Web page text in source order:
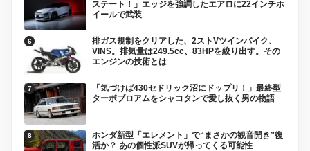
ステート！」エッジを強調したエアロに22インチホ
イールで武装
排ガス規制をクリアした、2ストVツインバイク、
VINS。排気量は249.5cc、83HPを絞り出す。その
エンジンの技術とは
「気づけば430セドリック沼にドップリ！」最終型
ターボブロアムをシャコタンで愛し抜く男の物語
ホンダ新型「エレメント」で“まさかの観音開き”復
活か？ あの個性派SUVが帰ってくる可能性